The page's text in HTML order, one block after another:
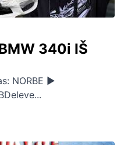
340i IŠ
NORBE ►